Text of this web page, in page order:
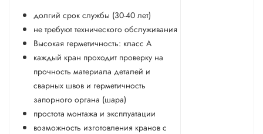
долгий срок службы (30-40 лет)
не требуют технического обслуживания
Высокая герметичность: класс А
каждый кран проходит проверку на
прочность материала деталей и
сварных швов и герметичность
запорного органа (шара)
простота монтажа и эксплуатации
возможность изготовления кранов с